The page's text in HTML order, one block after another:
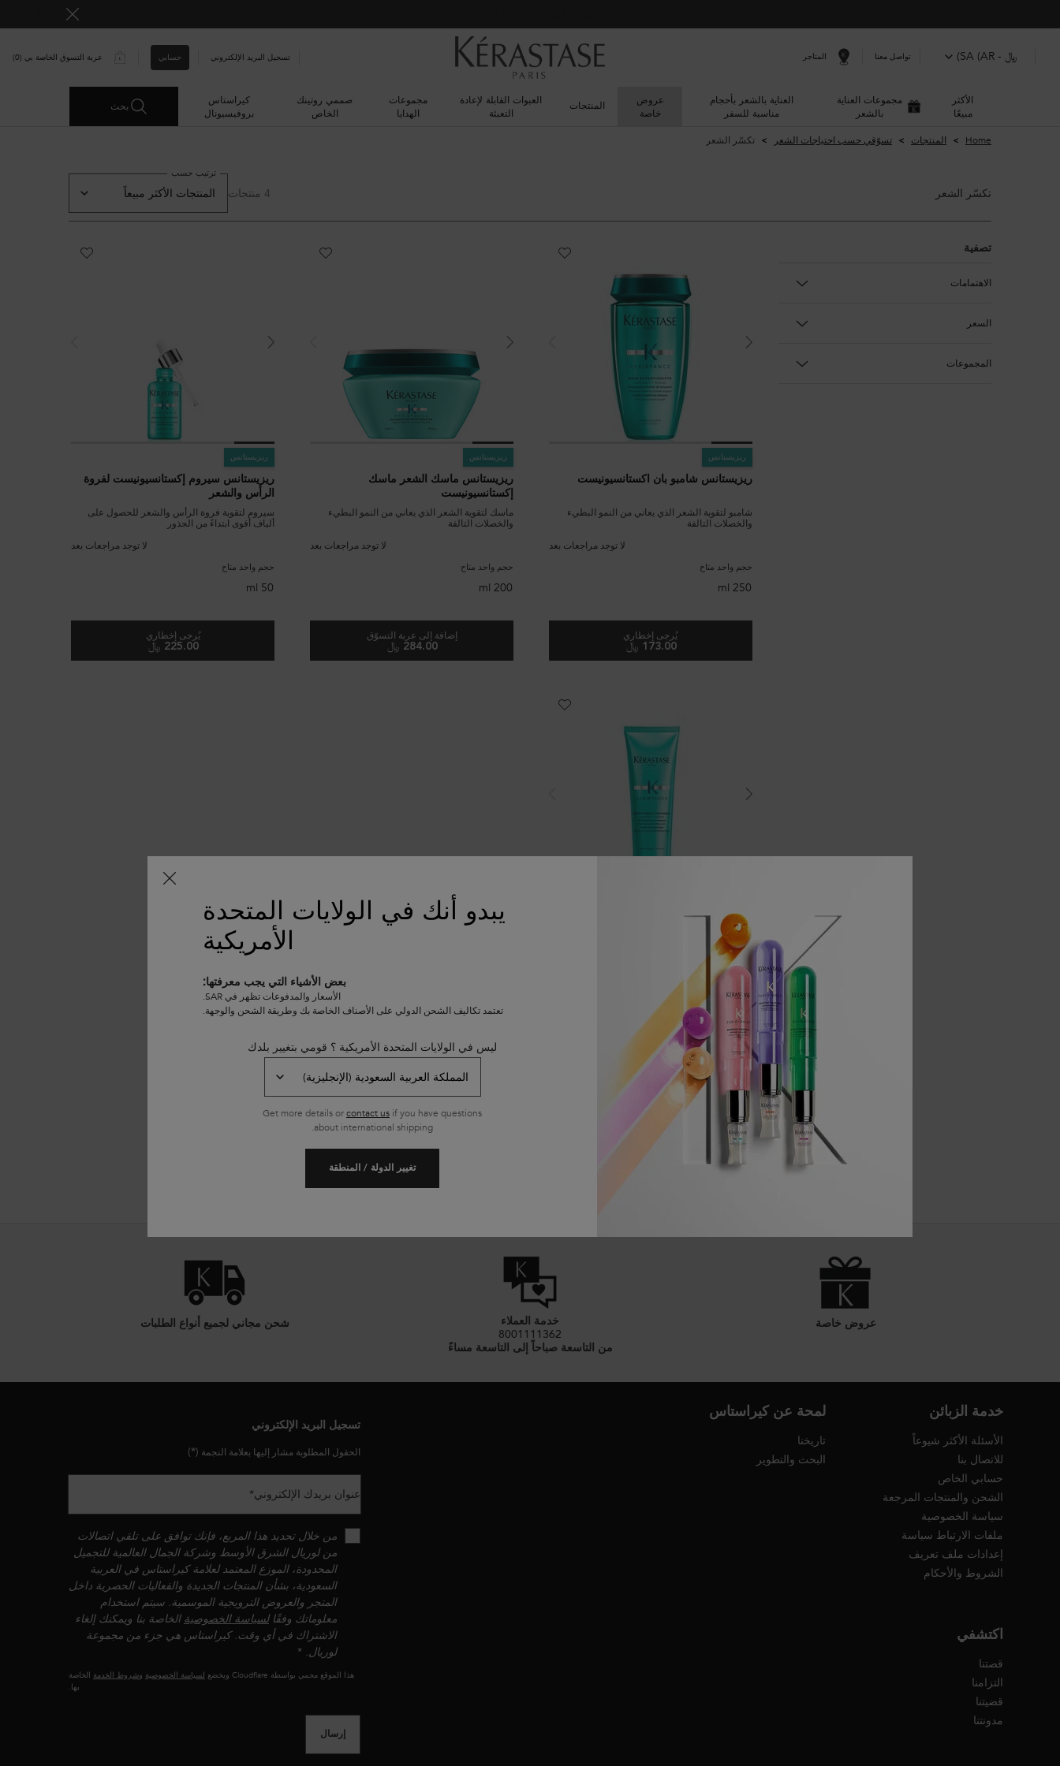
﷼ - SA (AR) تواصل معنا المتاجر تسجيل البريد الإلكتروني حسابي عربة التسوق الخاصة بي 0
الأكثر
مبيعًا
مجموعات العناية
بالشعر
العناية بالشعر بأحجام
مناسبة للسفر
عروض
خاصة
المنتجات
العبوات القابلة لإعادة
التعبئة
مجموعات
الهدايا
صممي روتينك
الخاص
كيراستاس
بروفيسيونال
بحث
المحتوى الرئيسيHome المنتجات تسوّقي حسب احتياجات الشعر تكسّر الشعر
تكسّر الشعر 4 منتجات
ترتيب حسب
تكسّر الشعر
تصفية
الاهتمامات
السعر
المجموعات
ريزيستانس
ريزيستانس شامبو بان اكستانسيونيست
شامبو لتقوية الشعر الذي يعاني من النمو البطيء
والخصلات التالفة
لا توجد مراجعات بعد
حجم واحد متاح
250 ml
يُرجى إخطاري
173.00 ﷼
ريزيستانس
ريزيستانس ماسك الشعر ماسك
إكستانسيونيست
ماسك لتقوية الشعر الذي يعاني من النمو البطيء
والخصلات التالفة
لا توجد مراجعات بعد
حجم واحد متاح
200 ml
إضافة إلى عربة التسوّق
284.00 ﷼
ريزيستانس
ريزيستانس سيروم إكستانسيونيست لفروة
الرأس والشعر
سيروم لتقوية فروة الرأس والشعر للحصول على
ألياف أقوى ابتداءً من الجذور
لا توجد مراجعات بعد
حجم واحد متاح
50 ml
يُرجى إخطاري
225.00 ﷼
ريزيستانس كريم إكستانسيونيست تيرميك بلو
دراي
لا حدود لتوقعاتكِ مع كريم تجفيف الشعر ذي القوام
الهلامي للحصول على خصلات شعر صحية
حجم واحد متاح
150 ml
يُرجى إخطاري
227.00 ﷼
WHEN THE ريزيستانس كريم إكستانسيونيست تيرميك بلو دراي IS AVAILABLE
عروض خاصة
خدمة العملاء
8001111362
من التاسعة صباحاً إلى التاسعة مساءً
شحن مجاني لجميع أنواع الطلبات
خدمة الزبائن
الأسئلة الأكثر شيوعاً
للاتصال بنا
حسابي الخاص
الشحن والمنتجات المرجعة
سياسة الخصوصية
ملفات الارتباط سياسة
إعدادات ملف تعريف
الشروط والأحكام
لمحة عن كيراستاس
تاريخنا
البحث والتطوير
اكتشفي
قصتنا
التزامنا
قضيتنا
مدونتنا
تسجيل البريد الإلكتروني
الحقول المطلوبة مشار إليها بعلامة النجمة (*)
عنوان بريدك الإلكتروني*
من خلال تحديد هذا المربع، فإنك توافق على تلقي اتصالات
من لوريال الشرق الأوسط وشركة الجمال العالمية للتجميل
المحدودة، الموزع المعتمد لعلامة كيراستاس في العربية
السعودية، بشأن المنتجات الجديدة والفعاليات الحصرية داخل
المتجر والعروض الترويجية الموسمية. سيتم استخدام
معلوماتك وفقًالسياسة الخصوصية الخاصة بنا ويمكنك إلغاء
الاشتراك في أي وقت. كيراستاس هي جزء من مجموعة
لوريال. *
هذا الموقع محمي بواسطة Cloudflare ويخضع لسياسة الخصوصية وشروط الخدمة الخاصة
بها.
إرسال
يبدو أنك في الولايات المتحدة
الأمريكية
بعض الأشياء التي يجب معرفتها:
الأسعار والمدفوعات تظهر في SAR.
تعتمد تكاليف الشحن الدولي على الأصناف الخاصة بك وطريقة الشحن والوجهة.
ليس في الولايات المتحدة الأمريكية ؟ قومي بتغيير بلدك
Get more details orcontact us if you have questions
about international shipping.
تغيير الدولة / المنطقة